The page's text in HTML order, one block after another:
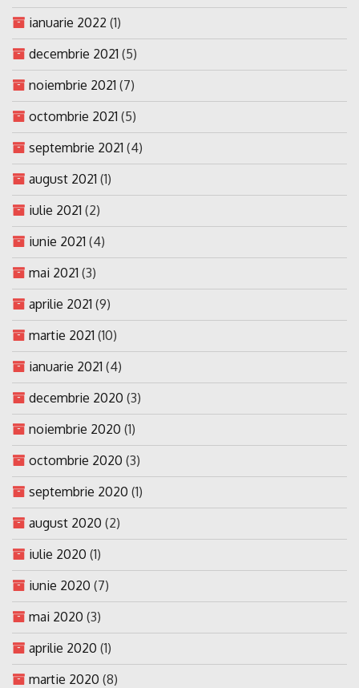
ianuarie 2022 (1)
decembrie 2021 (5)
noiembrie 2021 (7)
octombrie 2021 (5)
septembrie 2021 (4)
august 2021 (1)
iulie 2021 (2)
iunie 2021 (4)
mai 2021 (3)
aprilie 2021 (9)
martie 2021 (10)
ianuarie 2021 (4)
decembrie 2020 (3)
noiembrie 2020 (1)
octombrie 2020 (3)
septembrie 2020 (1)
august 2020 (2)
iulie 2020 (1)
iunie 2020 (7)
mai 2020 (3)
aprilie 2020 (1)
martie 2020 (8)